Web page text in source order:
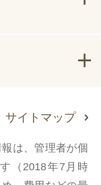
サイトマップ
は、管理者が個
（2018年7月時